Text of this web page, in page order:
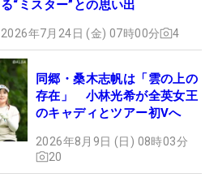
る“ミスター”との思い出
2026年7月24日 (金) 07時00分 4
同郷・桑木志帆は「雲の上の
存在」 小林光希が全英女王
のキャディとツアー初Vへ
2026年8月9日 (日) 08時03分
20